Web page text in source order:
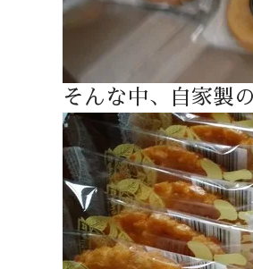
そんな中、自家製